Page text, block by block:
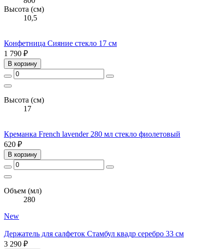
Высота (см)
10,5
Конфетница Сияние стекло 17 см
1 790 ₽
В корзину
Высота (см)
17
Креманка French lavender 280 мл стекло фиолетовый
620 ₽
В корзину
Объем (мл)
280
New
Держатель для салфеток Стамбул квадр серебро 33 см
3 290 ₽